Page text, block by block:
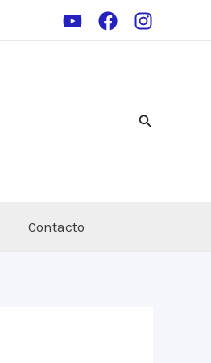
Buscar
Contacto